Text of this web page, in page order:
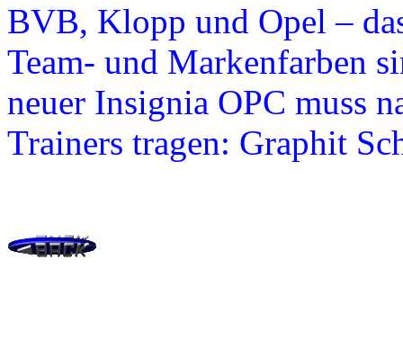
BVB, Klopp und Opel –
Team- und Markenfarben
neuer Insignia OPC muss
Trainers tragen: Graphit